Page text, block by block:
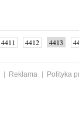
4411 4412 4413
Reklama
Polityka